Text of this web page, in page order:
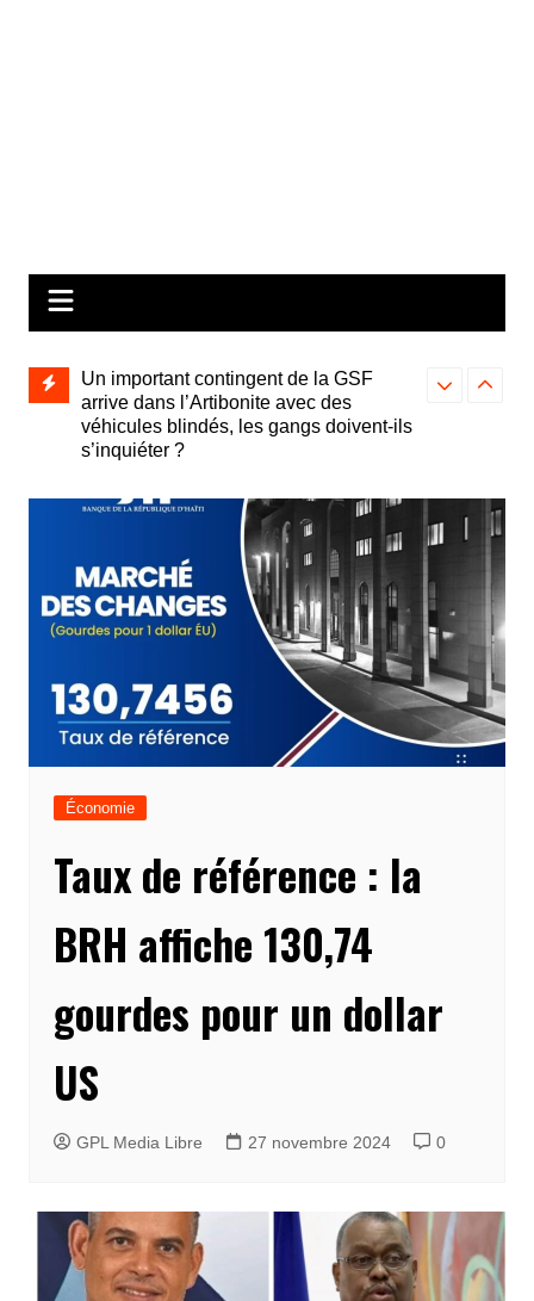
véhicules blindés, les gangs doivent-ils
David Howell succède à Henry T.
Wooster comme Chargé d’affaires des
États-Unis en Haïti
TPS :
Économie
Taux de référence : la
BRH affiche 130,74
gourdes pour un dollar
US
GPL Media Libre 27 novembre 2024 0